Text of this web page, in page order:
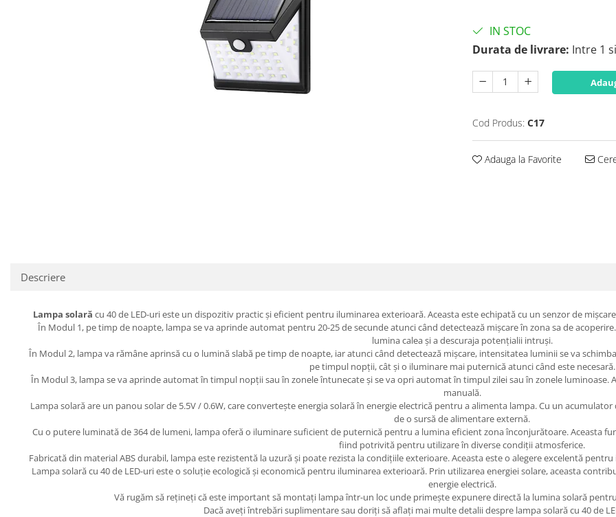
IN STOC
Durata de livrare: Intre 1
Cod Produs: C17
Adauga la Favorite
Descriere
Lampa solară cu 40 de LED-uri este un dispozitiv practic și eficient pentru iluminarea exterioară. Aceasta este echipată cu un senzor de
În Modul 1, pe timp de noapte, lampa se va aprinde automat pentru 20-25 de secunde atunci când detectează mișcare în zona sa de
lumina calea și a descuraja potențialii intruși.
În Modul 2, lampa va rămâne aprinsă cu o lumină slabă pe timp de noapte, iar atunci când detectează mișcare, intensitatea luminii se va
pe timpul nopții, cât și o iluminare mai puternică atunci când este necesară.
În Modul 3, lampa se va aprinde automat în timpul nopții sau în zonele întunecate și se va opri automat în timpul zilei sau în zonele
manuală.
Lampa solară are un panou solar de 5.5V / 0.6W, care convertește energia solară în energie electrică pentru a alimenta lampa. Cu un
de o sursă de alimentare externă.
Cu o putere luminată de 364 de lumeni, lampa oferă o iluminare suficient de puternică pentru a lumina eficient zona înconjurătoare. Aceasta
fiind potrivită pentru utilizare în diverse condiții atmosferice.
Fabricată din material ABS durabil, lampa este rezistentă la uzură și poate rezista la condițiile exterioare. Aceasta este o alegere excelentă
Lampa solară cu 40 de LED-uri este o soluție ecologică și economică pentru iluminarea exterioară. Prin utilizarea energiei solare, aceasta
energie electrică.
Vă rugăm să rețineți că este important să montați lampa într-un loc unde primește expunere directă la lumina solară
Dacă aveți întrebări suplimentare sau doriți să aflați mai multe detalii despre lampa solară cu 40 de